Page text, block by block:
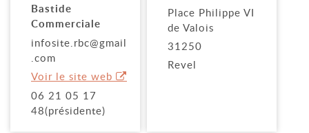
Bastide
Commerciale
infosite.rbc@gmail
.com
Voir le site web
06 21 05 17
48(présidente)
Place Philippe VI
de Valois
31250
Revel